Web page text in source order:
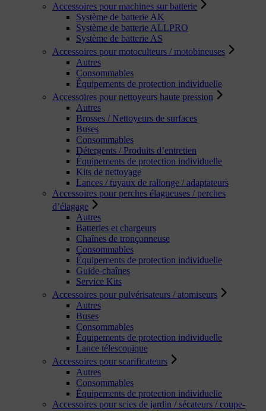
Accessoires pour machines sur batterie
Système de batterie AK
Système de batterie ALLPRO
Système de batterie AS
Accessoires pour motoculteurs / motobineuses
Autres
Consommables
Équipements de protection individuelle
Accessoires pour nettoyeurs haute pression
Autres
Brosses / Nettoyeurs de surfaces
Buses
Consommables
Détergents / Produits d’entretien
Équipements de protection individuelle
Kits de nettoyage
Lances / tuyaux de rallonge / adaptateurs
Accessoires pour perches élagueuses / perches
d’élagage
Autres
Batteries et chargeurs
Chaînes de tronçonneuse
Consommables
Équipements de protection individuelle
Guide-chaînes
Service Kits
Accessoires pour pulvérisateurs / atomiseurs
Autres
Buses
Consommables
Équipements de protection individuelle
Lance télescopique
Accessoires pour scarificateurs
Autres
Consommables
Équipements de protection individuelle
Accessoires pour scies de jardin / sécateurs / coupe-